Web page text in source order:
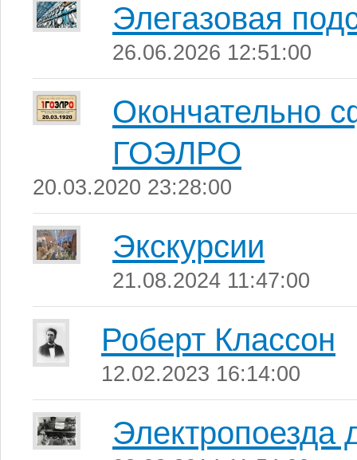
Элегазовая
26.06.2026 12:51:00
Окончательно
ГОЭЛРО
20.03.2020 23:28:00
Экскурсии
21.08.2024 11:47:00
Роберт Классон
12.02.2023 16:14:00
Электропоезда